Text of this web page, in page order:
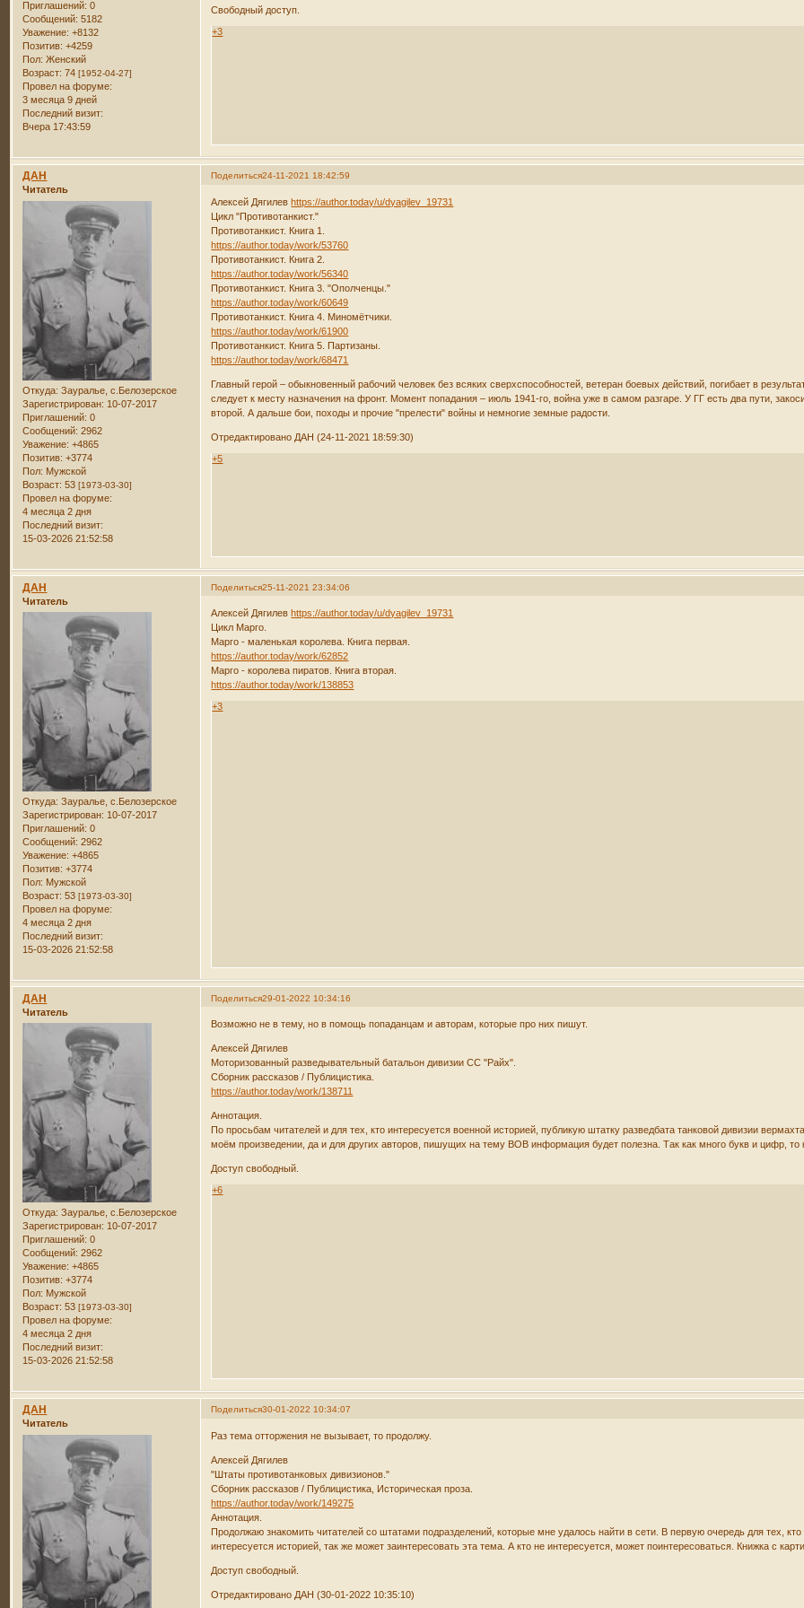
Приглашений: 0
Сообщений: 5182
Уважение: +8132
Позитив: +4259
Пол: Женский
Возраст: 74[1952-04-27]
Провел на форуме:
3 месяца 9 дней
Последний визит:
Вчера 17:43:59
Свободный доступ.
+3
Поделиться24-11-2021 18:42:59
ДАН
Читатель
Откуда: Зауралье, с.Белозерское
Зарегистрирован: 10-07-2017
Приглашений: 0
Сообщений: 2962
Уважение: +4865
Позитив: +3774
Пол: Мужской
Возраст: 53[1973-03-30]
Провел на форуме:
4 месяца 2 дня
Последний визит:
15-03-2026 21:52:58
Алексей Дягилевhttps://author.today/u/dyagilev_19731
Цикл "Противотанкист."
Противотанкист. Книга 1.
https://author.today/work/53760
Противотанкист. Книга 2.
https://author.today/work/56340
Противотанкист. Книга 3. "Ополченцы."
https://author.today/work/60649
Противотанкист. Книга 4. Миномётчики.
https://author.today/work/61900
Противотанкист. Книга 5. Партизаны.
https://author.today/work/68471
Главный герой – обыкновенный рабочий человек без всяких сверхспособностей, ветеран боевых действий, погибает в
следует к месту назначения на фронт. Момент попадания – июль 1941-го, война уже в самом разгаре. У ГГ есть два пути,
второй. А дальше бои, походы и прочие "прелести" войны и немногие земные радости.
Отредактировано ДАН (24-11-2021 18:59:30)
+5
Поделиться25-11-2021 23:34:06
ДАН
Читатель
Откуда: Зауралье, с.Белозерское
Зарегистрирован: 10-07-2017
Приглашений: 0
Сообщений: 2962
Уважение: +4865
Позитив: +3774
Пол: Мужской
Возраст: 53[1973-03-30]
Провел на форуме:
4 месяца 2 дня
Последний визит:
15-03-2026 21:52:58
Алексей Дягилевhttps://author.today/u/dyagilev_19731
Цикл Марго.
Марго - маленькая королева. Книга первая.
https://author.today/work/62852
Марго - королева пиратов. Книга вторая.
https://author.today/work/138853
+3
Поделиться29-01-2022 10:34:16
ДАН
Читатель
Откуда: Зауралье, с.Белозерское
Зарегистрирован: 10-07-2017
Приглашений: 0
Сообщений: 2962
Уважение: +4865
Позитив: +3774
Пол: Мужской
Возраст: 53[1973-03-30]
Провел на форуме:
4 месяца 2 дня
Последний визит:
15-03-2026 21:52:58
Возможно не в тему, но в помощь попаданцам и авторам, которые про них пишут.
Алексей Дягилев
Моторизованный разведывательный батальон дивизии СС "Райх".
Сборник рассказов / Публицистика.
https://author.today/work/138711
Аннотация.
По просьбам читателей и для тех, кто интересуется военной историей, публикую штатку разведбата танковой дивизии
моём произведении, да и для других авторов, пишущих на тему ВОВ информация будет полезна. Так как много букв и цифр, то
Доступ свободный.
+6
Поделиться30-01-2022 10:34:07
ДАН
Читатель
Раз тема отторжения не вызывает, то продолжу.
Алексей Дягилев
"Штаты противотанковых дивизионов."
Сборник рассказов / Публицистика, Историческая проза.
https://author.today/work/149275
Аннотация.
Продолжаю знакомить читателей со штатами подразделений, которые мне удалось найти в сети. В первую очередь для тех,
интересуется историей, так же может заинтересовать эта тема. А кто не интересуется, может поинтересоваться. Книжка с
Доступ свободный.
Отредактировано ДАН (30-01-2022 10:35:10)